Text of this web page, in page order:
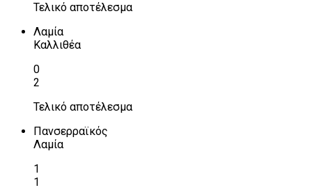
Τελικό αποτέλεσμα
Λαμία
Καλλιθέα
0
2
Τελικό αποτέλεσμα
Πανσερραϊκός
Λαμία
1
1